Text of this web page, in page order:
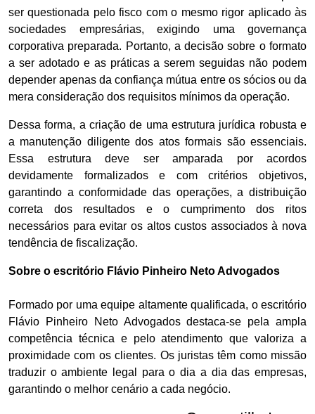
ser questionada pelo fisco com o mesmo rigor aplicado às
sociedades empresárias, exigindo uma governança
corporativa preparada. Portanto, a decisão sobre o formato
a ser adotado e as práticas a serem seguidas não podem
depender apenas da confiança mútua entre os sócios ou da
mera consideração dos requisitos mínimos da operação.
Dessa forma, a criação de uma estrutura jurídica robusta e
a manutenção diligente dos atos formais são essenciais.
Essa estrutura deve ser amparada por acordos
devidamente formalizados e com critérios objetivos,
garantindo a conformidade das operações, a distribuição
correta dos resultados e o cumprimento dos ritos
necessários para evitar os altos custos associados à nova
tendência de fiscalização.
Sobre o escritório Flávio Pinheiro Neto Advogados
Formado por uma equipe altamente qualificada, o escritório
Flávio Pinheiro Neto Advogados destaca-se pela ampla
competência técnica e pelo atendimento que valoriza a
proximidade com os clientes. Os juristas têm como missão
traduzir o ambiente legal para o dia a dia das empresas,
garantindo o melhor cenário a cada negócio.